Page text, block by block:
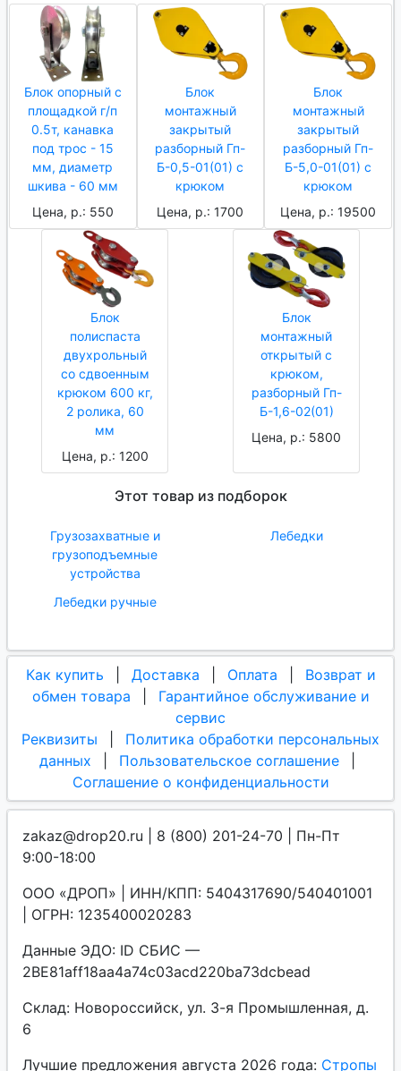
Блок опорный с
площадкой г/п
0.5т, канавка
под трос - 15
мм, диаметр
шкива - 60 мм
Цена, р.: 550
Блок
монтажный
закрытый
разборный Гп-
Б-0,5-01(01) с
крюком
Цена, р.: 1700
Блок
монтажный
закрытый
разборный Гп-
Б-5,0-01(01) с
крюком
Цена, р.: 19500
Блок
полиспаста
двухрольный
со сдвоенным
крюком 600 кг,
2 ролика, 60
мм
Цена, р.: 1200
Блок
монтажный
открытый с
крюком,
разборный Гп-
Б-1,6-02(01)
Цена, р.: 5800
Этот товар из подборок
Грузозахватные и
грузоподъемные
устройства
Лебедки
Лебедки ручные
Как купить Доставка Оплата
Возврат и
обмен товара
Гарантийное обслуживание и
сервис
Реквизиты
Политика обработки персональных
данных
Пользовательское соглашение
Соглашение о конфиденциальности
zakaz@drop20.ru | 8 (800) 201-24-70 | Пн-Пт
9:00-18:00
ООО «ДРОП» | ИНН/КПП: 5404317690/540401001
| ОГРН: 1235400020283
Данные ЭДО: ID СБИС —
2BE81aff18aa4a74c03acd220ba73dcbead
Склад: Новороссийск, ул. 3-я Промышленная, д.
6
Лучшие предложения августа 2026 года: Стропы